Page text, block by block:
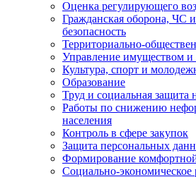
Оценка регулирующего
Гражданская оборона, ЧС
безопасность
Территориально-
Управление имуществом и
Культура, спорт и
Образование
Труд и социальная защита
Работы по снижению
населения
Контроль в сфере закупок
Защита персональных
Формирование
Социально-экономическое